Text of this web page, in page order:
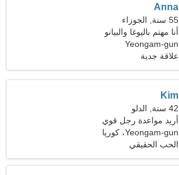
Anna
55 سنة, الجوزاء
أنا مهتم باليوغا والبيانو
Yeongam-gun
علاقة جدية
Kim
42 سنة, الدلو
أريد مواعدة رجل قوي
Yeongam-gun، كوريا
الجنوبية
الحب الحقيقي